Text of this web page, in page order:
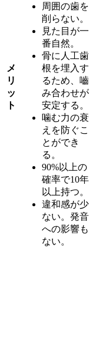
メ
リ
ッ
ト
周囲の歯を
削らない。
見た目が一
番自然。
骨に人工歯
根を埋入す
るため、嚙
み合わせが
安定する。
噛む力の衰
えを防ぐこ
とができ
る。
90%以上の
確率で10年
以上持つ。
違和感が少
ない。発音
への影響も
ない。